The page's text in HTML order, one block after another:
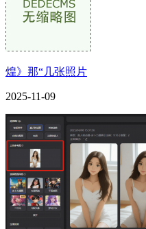
煌》那“几张照片
2025-11-09